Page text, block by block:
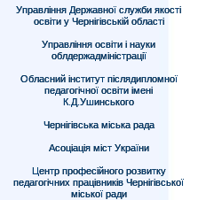
Управління Державної служби якості
освіти у Чернігівській області
Управління освіти і науки
облдержадміністрації
Обласний інститут післядипломної
педагогічної освіти імені
К.Д.Ушинського
Чернігівська міська рада
Асоціація міст України
Центр професійного розвитку
педагогічних працівників Чернігівської
міської ради